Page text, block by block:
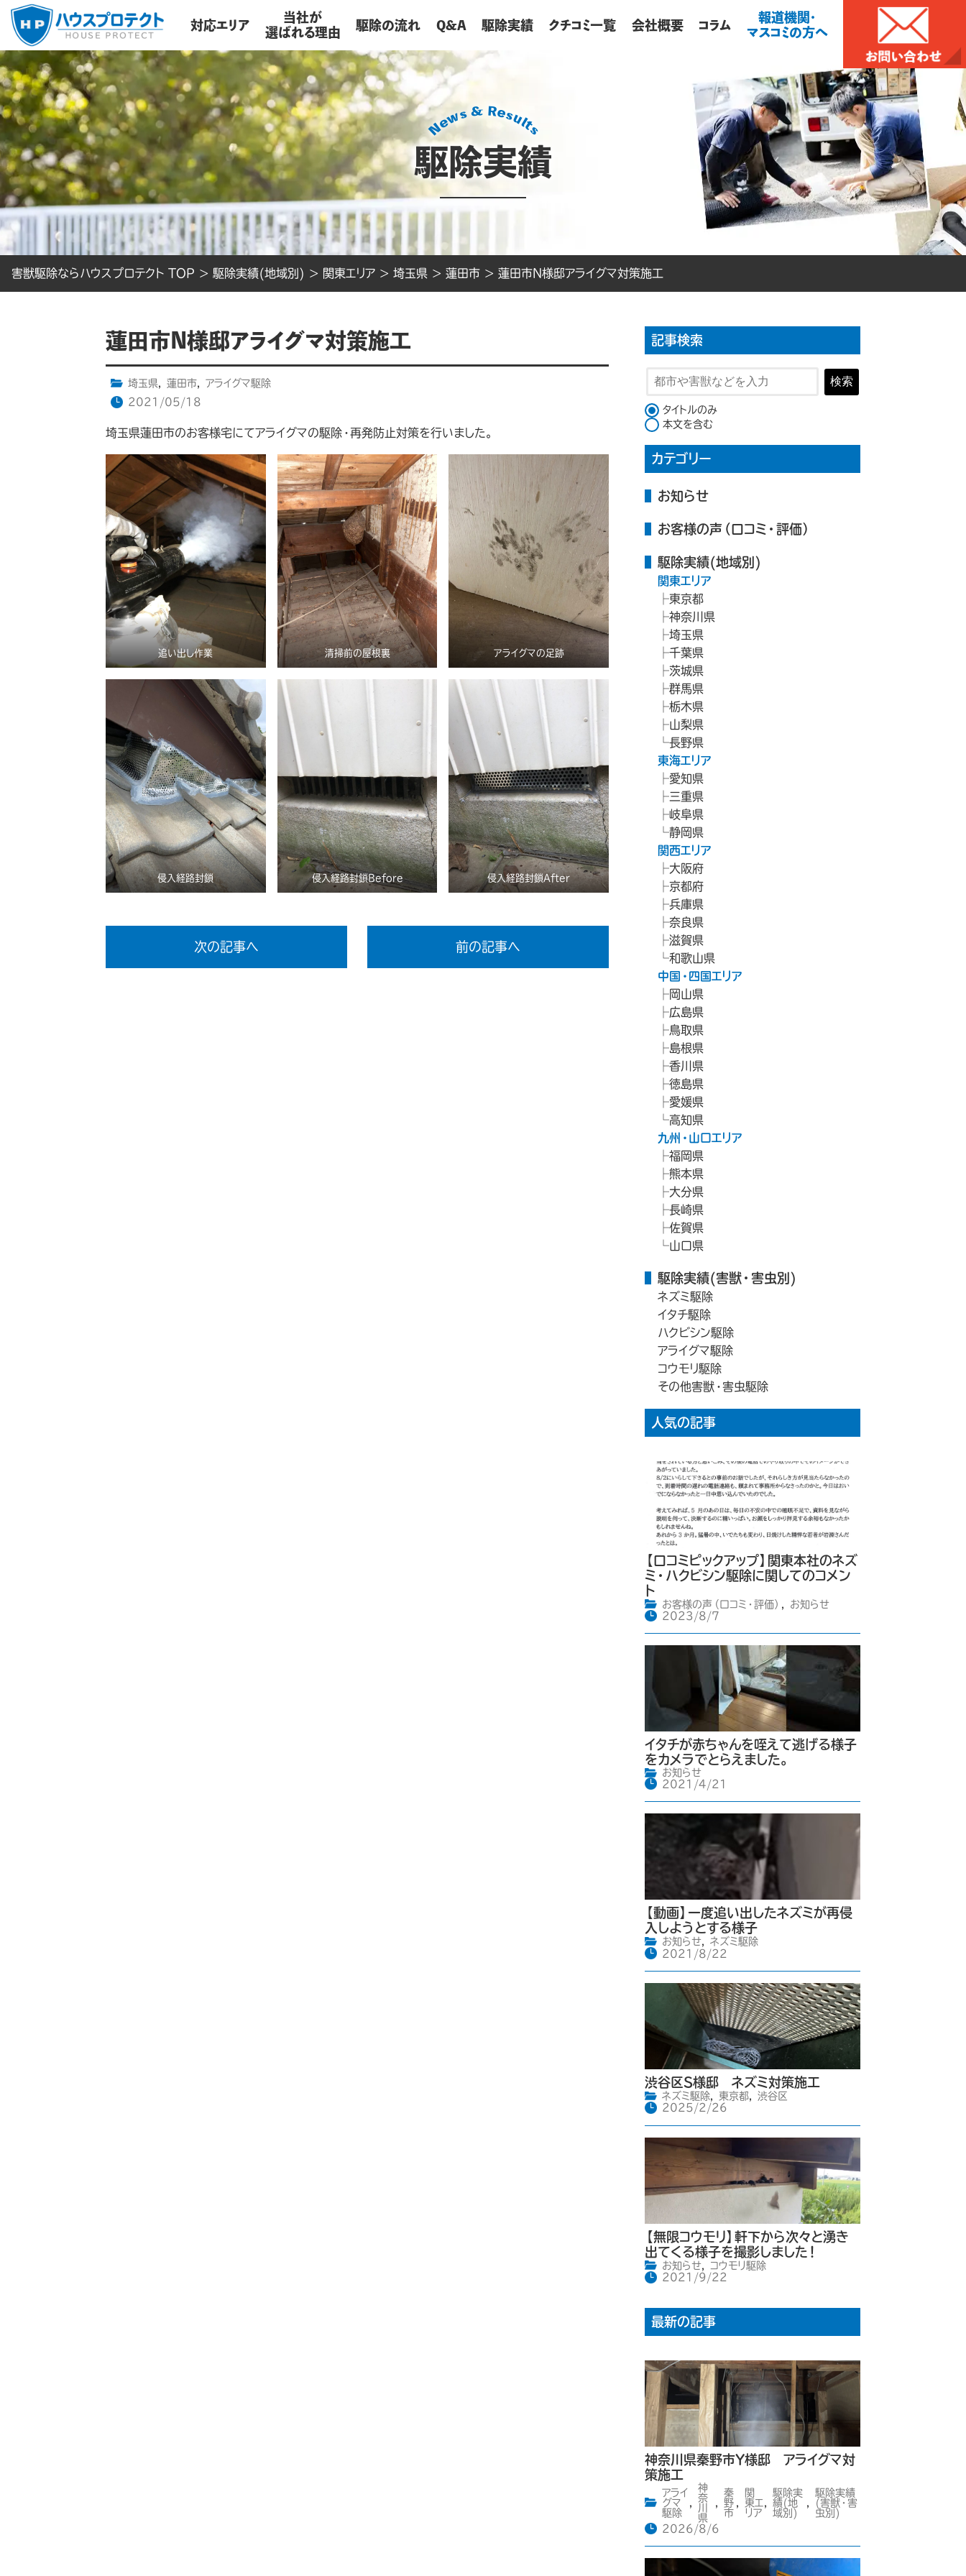
対応エリア
当社が
選ばれる理由
駆除の流れ Q&A 駆除実績 クチコミ一覧 会社概要 コラム
報道機関・
マスコミの方へ
駆除実績
害獣駆除ならハウスプロテクト TOP > 駆除実績(地域別) > 関東エリア > 埼玉県 > 蓮田市 > 蓮田市N様邸アライグマ対策施工
蓮田市N様邸アライグマ対策施工
埼玉県, 蓮田市,
アライグマ駆除
2021/05/18
埼玉県蓮田市のお客様宅にてアライグマの駆除・再発防止対策を行いました。
追い出し作業 清掃前の屋根裏 アライグマの足跡
侵入経路封鎖 侵入経路封鎖Before 侵入経路封鎖After
次の記事へ 前の記事へ
記事検索
検索
検索対象
タイトルのみ
本文を含む
カテゴリー
お知らせ
お客様の声（口コミ・評価）
駆除実績(地域別)
関東エリア
東京都
神奈川県
埼玉県
千葉県
茨城県
群馬県
栃木県
山梨県
長野県
東海エリア
愛知県
三重県
岐阜県
静岡県
関西エリア
大阪府
京都府
兵庫県
奈良県
滋賀県
和歌山県
中国・四国エリア
岡山県
広島県
鳥取県
島根県
香川県
徳島県
愛媛県
高知県
九州・山口エリア
福岡県
熊本県
大分県
長崎県
佐賀県
山口県
駆除実績(害獣・害虫別)
ネズミ駆除
イタチ駆除
ハクビシン駆除
アライグマ駆除
コウモリ駆除
その他害獣・害虫駆除
人気の記事
【口コミピックアップ】関東本社のネズ
ミ・ハクビシン駆除に関してのコメン
ト
お客様の声（口コミ・評価）
お知らせ
2023/8/7
イタチが赤ちゃんを咥えて逃げる様子
をカメラでとらえました。
お知らせ
2021/4/21
【動画】一度追い出したネズミが再侵
入しようとする様子
お知らせ,
ネズミ駆除
2021/8/22
渋谷区S様邸 ネズミ対策施工
ネズミ駆除, 東京都,
渋谷区
2025/2/26
【無限コウモリ】軒下から次々と湧き
出てくる様子を撮影しました！
お知らせ,
コウモリ駆除
2021/9/22
最新の記事
神奈川県秦野市Y様邸 アライグマ対
策施工
アライ
グマ
駆除
神
奈
川
県
秦
野
市
関
東エ
リア
駆除実
績(地
域別)
駆除実績
(害獣・害
虫別)
2026/8/6